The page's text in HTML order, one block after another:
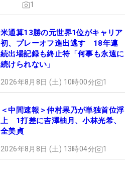
1
米通算13勝の元世界1位がキャリア
初、プレーオフ進出逃す 18年連
続出場記録も終止符「何事も永遠に
続けられない」
2026年8月8日 (土) 10時00分 1
＜中間速報＞仲村果乃が単独首位浮
上 1打差に吉澤柚月、小林光希、
全美貞
2026年8月8日 (土) 13時04分 1